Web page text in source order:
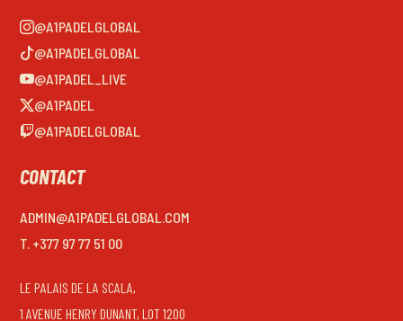
@A1PADELGLOBAL
@A1PADELGLOBAL
@A1PADEL_LIVE
@A1PADEL
@A1PADELGLOBAL
CONTACT
ADMIN@A1PADELGLOBAL.COM
T. +377 97 77 51 00
LE PALAIS DE LA SCALA,
1 AVENUE HENRY DUNANT, LOT 1200